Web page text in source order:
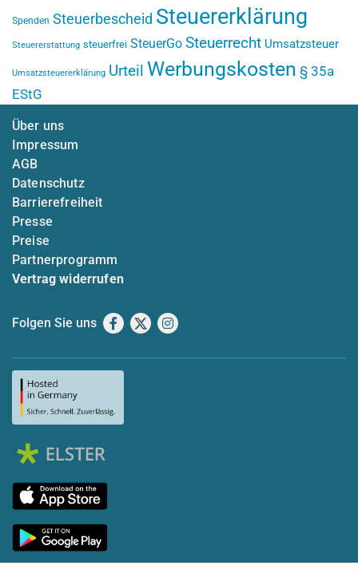
Spenden Steuerbescheid Steuererklärung
Steuererstattung steuerfrei SteuerGo Steuerrecht Umsatzsteuer
Umsatzsteuererklärung Urteil Werbungskosten § 35a
EStG
Über uns
Impressum
AGB
Datenschutz
Barrierefreiheit
Presse
Preise
Partnerprogramm
Vertrag widerrufen
Folgen Sie uns Facebook
X Instagram